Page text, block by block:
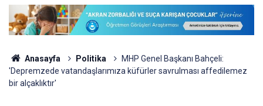
Anasayfa Politika
MHP Genel Başkanı Bahçeli:
'Depremzede vatandaşlarımıza küfürler savrulması affedilemez
bir alçaklıktır'